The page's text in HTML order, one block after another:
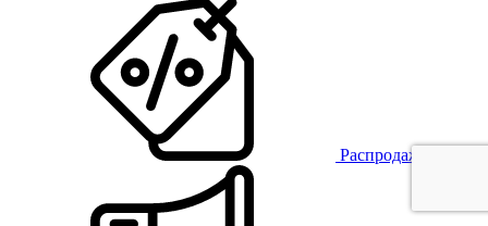
Распродажа